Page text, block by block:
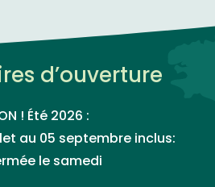
d’ouverture
! Été 2026 :
au 05 septembre inclus:
le samedi